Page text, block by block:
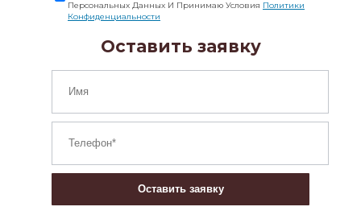
Персональных Данных И Принимаю Условия Политики
Конфиденциальности
Оставить заявку
Оставить заявку